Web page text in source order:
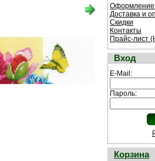
Оформление
Доставка и
Скидки
Контакты
Прайс-лист
Вход
E-Mail:
Пароль:
Корзина